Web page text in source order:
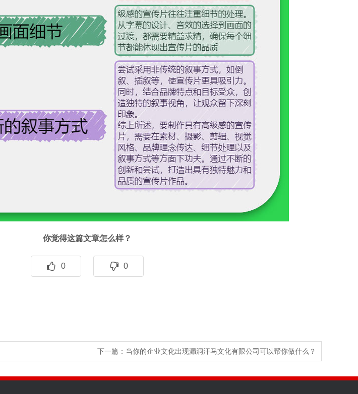
你觉得这篇文章怎么样？
0 0
下一篇： 当你的企业文化出现漏洞汗马文化有限公司可以帮你做什么？